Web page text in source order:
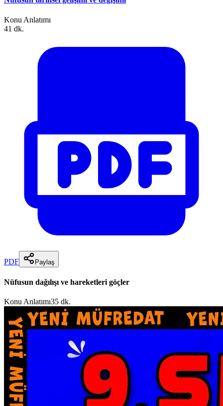
Konu Anlatımı
41 dk.
PDF Paylaş
Nüfusun dağılışı ve hareketleri göçler
Konu Anlatımı35 dk.